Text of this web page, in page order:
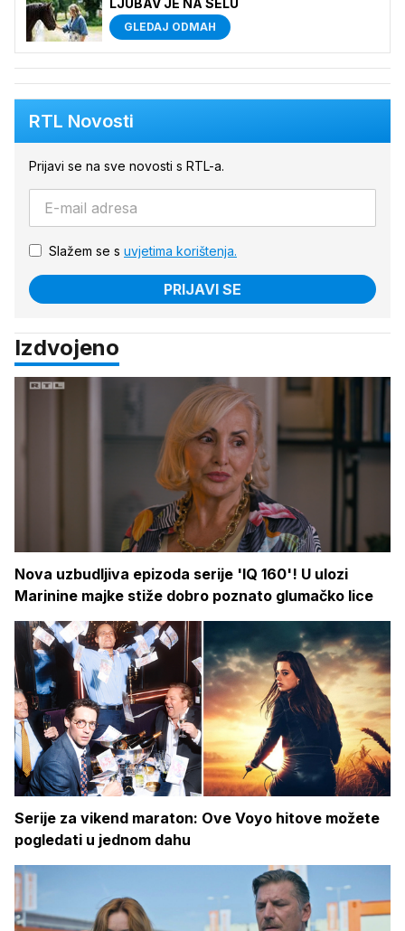
GLEDAJ ODMAH
RTL Novosti
Prijavi se na sve novosti s RTL-a.
Slažem se s uvjetima korištenja.
PRIJAVI SE
Izdvojeno
Nova uzbudljiva epizoda serije 'IQ 160'! U ulozi
Marinine majke stiže dobro poznato glumačko lice
Serije za vikend maraton: Ove Voyo hitove možete
pogledati u jednom dahu